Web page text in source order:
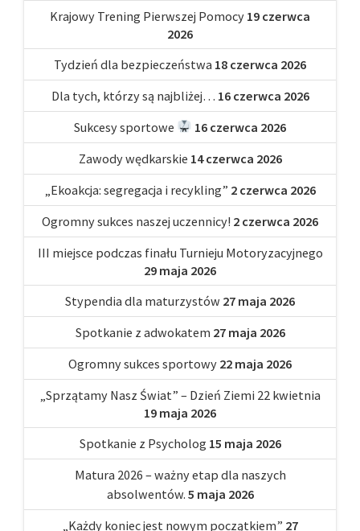
Krajowy Trening Pierwszej Pomocy 19 czerwca
2026
Tydzień dla bezpieczeństwa 18 czerwca 2026
Dla tych, którzy są najbliżej… 16 czerwca 2026
Sukcesy sportowe
16 czerwca 2026
Zawody wędkarskie 14 czerwca 2026
„Ekoakcja: segregacja i recykling” 2 czerwca 2026
Ogromny sukces naszej uczennicy! 2 czerwca 2026
III miejsce podczas finału Turnieju Motoryzacyjnego
29 maja 2026
Stypendia dla maturzystów 27 maja 2026
Spotkanie z adwokatem 27 maja 2026
Ogromny sukces sportowy 22 maja 2026
„Sprzątamy Nasz Świat” – Dzień Ziemi 22 kwietnia
19 maja 2026
Spotkanie z Psycholog 15 maja 2026
Matura 2026 – ważny etap dla naszych
absolwentów. 5 maja 2026
„Każdy koniec jest nowym początkiem” 27